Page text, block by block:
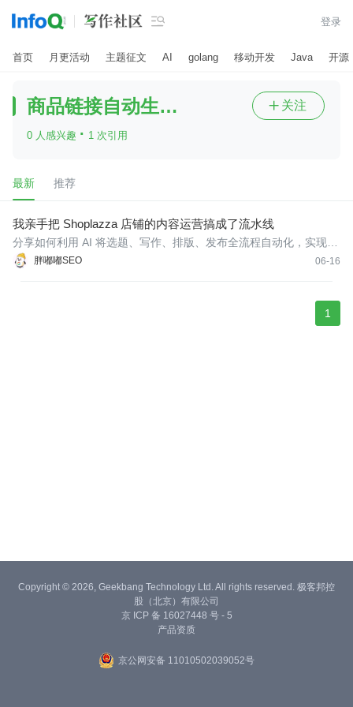
 登录
首页 月更活动 主题征文 AI golang 移动开发 Java 开源
商品链接自动生成购买指南
0 人感兴趣 · 1 次引用
 关注
最新 推荐
我亲手把 Shoplazza 店铺的内容运营搞成了流水线
胖嘟嘟SEO 06-16
分享如何利用 AI 将选题、写作、排版、发布全流程自动化，实现稳
定的内容更新频率，提升收录量和自然搜索流量，并实现商品链接
1
Copyright © 2026, Geekbang Technology Ltd. All rights reserved. 极客邦控
股（北京）有限公司
京 ICP 备 16027448 号 - 5
产品资质
京公网安备 11010502039052号